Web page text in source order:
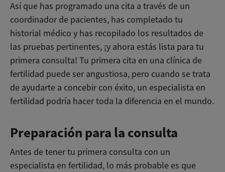
Así que has programado una cita a través de un
coordinador de pacientes, has completado tu
historial médico y has recopilado los resultados de
las pruebas pertinentes, ¡y ahora estás lista para tu
primera consulta! Tu primera cita en una clínica de
fertilidad puede ser angustiosa, pero cuando se trata
de ayudarte a concebir con éxito, un especialista en
fertilidad podría hacer toda la diferencia en el mundo.
Preparación para la consulta
Antes de tener tu primera consulta con un
especialista en fertilidad, lo más probable es que